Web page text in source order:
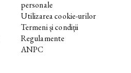
personale
Utilizarea cookie-urilor
Termeni și condiții
Regulamente
ANPC